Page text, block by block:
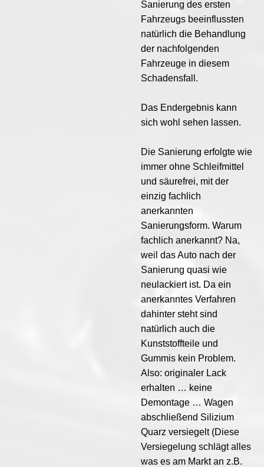
Sanierung des ersten
Fahrzeugs beeinflussten
natürlich die Behandlung
der nachfolgenden
Fahrzeuge in diesem
Schadensfall.
Das Endergebnis kann
sich wohl sehen lassen.
Die Sanierung erfolgte wie
immer ohne Schleifmittel
und säurefrei, mit der
einzig fachlich
anerkannten
Sanierungsform. Warum
fachlich anerkannt? Na,
weil das Auto nach der
Sanierung quasi wie
neulackiert ist. Da ein
anerkanntes Verfahren
dahinter steht sind
natürlich auch die
Kunststoffteile und
Gummis kein Problem.
Also: originaler Lack
erhalten … keine
Demontage … Wagen
abschließend Silizium
Quarz versiegelt (Diese
Versiegelung schlägt alles
was es am Markt an z.B.